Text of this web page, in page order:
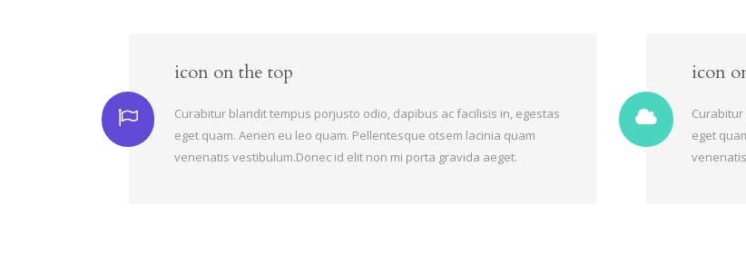
icon on the top
Curabitur blandit tempus porjusto odio, dapibus ac facilisis in, egestas
eget quam. Aenen eu leo quam. Pellentesque otsem lacinia quam
venenatis vestibulum.Donec id elit non mi porta gravida aeget.
icon
eget